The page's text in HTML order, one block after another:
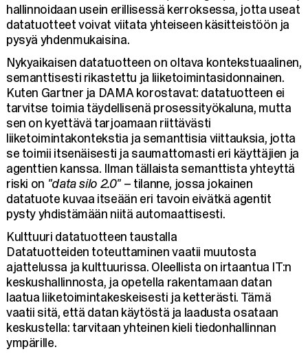
hallinnoidaan usein erillisessä kerroksessa, jotta useat
datatuotteet voivat viitata yhteiseen käsitteistöön ja
pysyä yhdenmukaisina.
Nykyaikaisen datatuotteen on oltava kontekstuaalinen,
semanttisesti rikastettu ja liiketoimintasidonnainen.
Kuten Gartner ja DAMA korostavat: datatuotteen ei
tarvitse toimia täydellisenä prosessityökaluna, mutta
sen on kyettävä tarjoamaan riittävästi
liiketoimintakontekstia ja semanttisia viittauksia, jotta
se toimii itsenäisesti ja saumattomasti eri käyttäjien ja
agenttien kanssa. Ilman tällaista semanttista yhteyttä
riski on "data silo 2.0" – tilanne, jossa jokainen
datatuote kuvaa itseään eri tavoin eivätkä agentit
pysty yhdistämään niitä automaattisesti.
Kulttuuri datatuotteen taustalla
Datatuotteiden toteuttaminen vaatii muutosta
ajattelussa ja kulttuurissa. Oleellista on irtaantua IT:n
keskushallinnosta, ja opetella rakentamaan datan
laatua liiketoimintakeskeisesti ja ketterästi. Tämä
vaatii sitä, että datan käytöstä ja laadusta osataan
keskustella: tarvitaan yhteinen kieli tiedonhallinnan
ympärille.